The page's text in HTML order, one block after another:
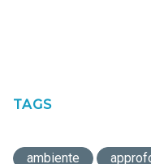
TAGS
ambiente